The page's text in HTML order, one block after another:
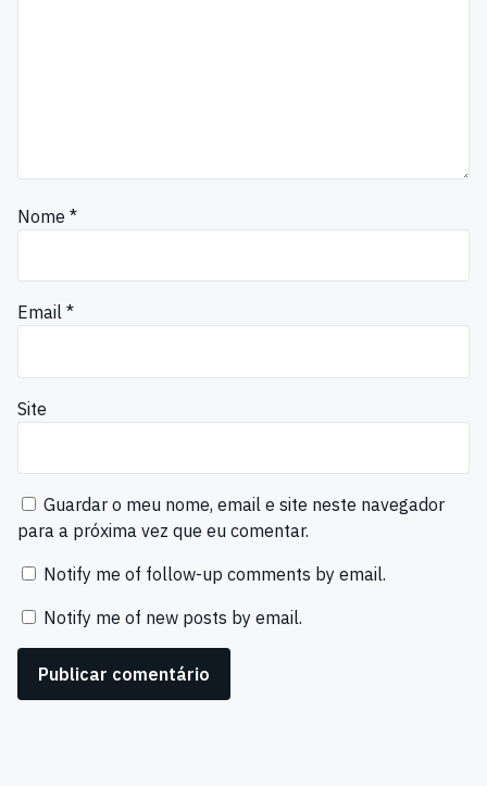
Nome *
Email *
Site
Guardar o meu nome, email e site neste navegador
para a próxima vez que eu comentar.
Notify me of follow-up comments by email.
Notify me of new posts by email.